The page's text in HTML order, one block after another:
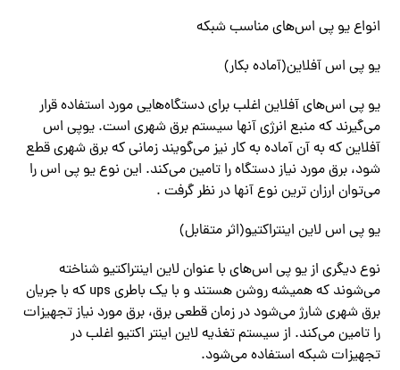
انواع یو پی اس‌‌های مناسب شبکه
یو پی اس آفلاین(آماده بکار)
یو پی اس‌‌های آفلاین اغلب برای دستگاه‌‌هایی مورد استفاده قرار‌
می‌گیرند که منبع انرژی آنها سیستم برق شهری است. یوپی اس
آفلاین که به آن آماده به کار نیز‌ می‌گویند زمانی که برق شهری قطع
شود، برق مورد نیاز دستگاه را تامین‌ می‌کند. این نوع یو پی اس را‌
می‌توان ارزان ترین نوع آنها در نظر گرفت .
یو پی اس لاین اینتراکتیو(اثر متقابل)
نوع دیگری از یو پی اس‌‌های با عنوان لاین اینتراکتیو شناخته‌
می‌شوند که همیشه روشن هستند و با یک باطری ups که با جریان
برق شهری شارژ‌ می‌شود در زمان قطعی برق، برق مورد نیاز تجهیزات
را تامین‌ می‌کند. از سیستم تغذیه لاین اینتر اکتیو اغلب در
تجهیزات شبکه استفاده‌ می‌شود.